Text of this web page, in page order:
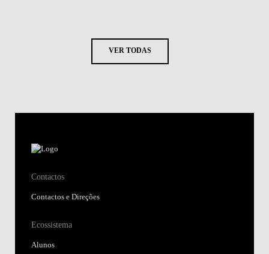
VER TODAS
Contactos
Contactos e Direções
Ecossistema
Alunos